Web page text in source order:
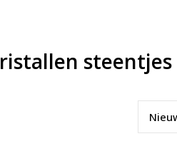
steentjes